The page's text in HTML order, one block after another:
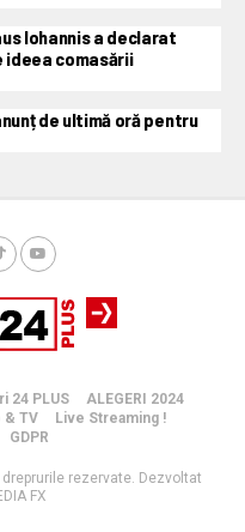
Iohannis a declarat
ideea comasării
de ultimă oră pentru
24 PLUS
ALEGERI 2024
& TV
Live Streaming !
GDPR
rezervate. Dezvoltat
FX